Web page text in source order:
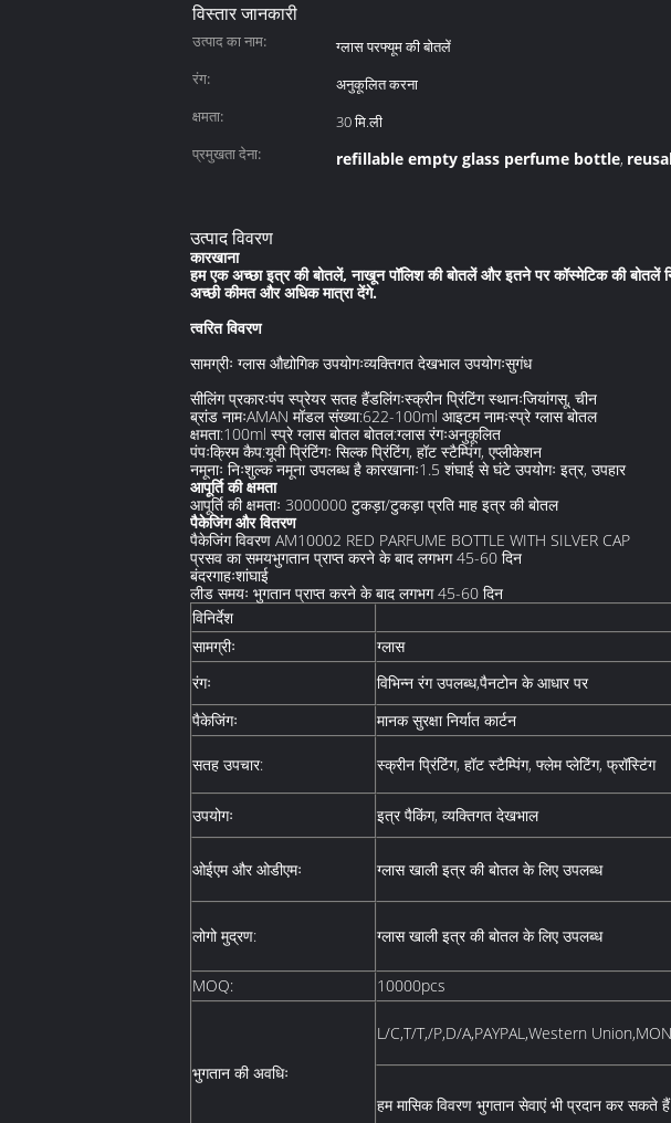
विस्तार जानकारी
उत्पाद का नाम: ग्लास परफ्यूम की बोतलें
रंग:
अनुकूलित करना
क्षमता:
30 मि.ली
प्रमुखता देना:
refillable empty glass perfume bottle,
उत्पाद विवरण
कारखाना
हम एक अच्छा इत्र की बोतलें, नाखून पॉलिश की बोतलें और इतने पर कॉस्मेटिक की
अच्छी कीमत और अधिक मात्रा देंगे.
त्वरित विवरण
सामग्रीः ग्लास औद्योगिक उपयोगःव्यक्तिगत देखभाल उपयोगःसुगंध
सीलिंग प्रकारःपंप स्प्रेयर सतह हैंडलिंगःस्क्रीन प्रिंटिंग स्थानःजियांगसू, चीन
ब्रांड नामःAMAN मॉडल संख्या:622-100ml आइटम नामःस्प्रे ग्लास बोतल
क्षमता:100ml स्प्रे ग्लास बोतल बोतल:ग्लास रंगःअनुकूलित
पंपःक्रिम कैप:यूवी प्रिंटिंगः सिल्क प्रिंटिंग, हॉट स्टैम्पिंग, एप्लीकेशन
नमूनाः निःशुल्क नमूना उपलब्ध है कारखानाः1.5 शंघाई से घंटे उपयोगः इत्र, उपहार
आपूर्ति की क्षमता
आपूर्ति की क्षमताः 3000000 टुकड़ा/टुकड़ा प्रति माह इत्र की बोतल
पैकेजिंग और वितरण
पैकेजिंग विवरण AM10002 RED PARFUME BOTTLE WITH SILVER CAP
प्रसव का समयभुगतान प्राप्त करने के बाद लगभग 45-60 दिन
बंदरगाहःशांघाई
लीड समयः भुगतान प्राप्त करने के बाद लगभग 45-60 दिन
विनिर्देश
सामग्रीः
ग्लास
रंगः
विभिन्न रंग उपलब्ध,पैनटोन के आधार पर
पैकेजिंगः
मानक सुरक्षा निर्यात कार्टन
सतह उपचार: स्क्रीन प्रिंटिंग, हॉट स्टैम्पिंग, फ्लेम प्लेटिंग, फ्रॉस्टिंग
उपयोगः इत्र पैकिंग, व्यक्तिगत देखभाल
ओईएम और ओडीएमः ग्लास खाली इत्र की बोतल के लिए उपलब्ध
लोगो मुद्रण: ग्लास खाली इत्र की बोतल के लिए उपलब्ध
MOQ: 10000pcs
भुगतान की अवधिः
L/C,T/T,/P,D/A,PAYPAL,Western
हम मासिक विवरण भुगतान सेवाएं भी प्रदान कर सकते